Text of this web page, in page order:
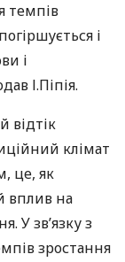
темпів
і
і
І.Піпія.
відтік
клімат
це, як
вплив на
У зв’язку з
зростання